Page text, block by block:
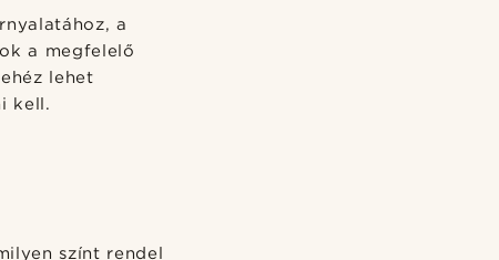
a
a megfelelő
lehet
kell.
színt rendel